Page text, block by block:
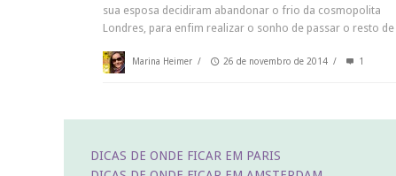
sua esposa decidiram abandonar o frio da cosmopolita
Londres, para enfim realizar o sonho de passar o resto de
Marina Heimer / 26 de novembro de 2014 / 1
DICAS DE ONDE FICAR EM PARIS